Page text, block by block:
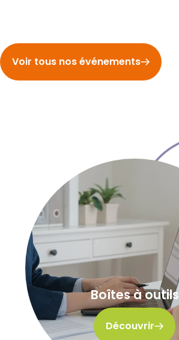
Voir tous nos événements
Boîtes à outils
Découvrir